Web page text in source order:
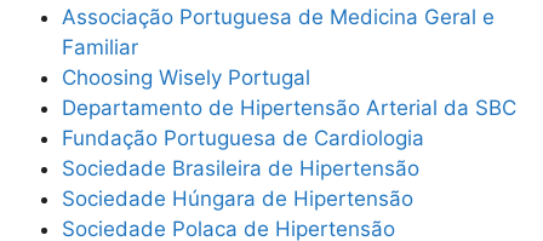
Associação Portuguesa de Medicina Geral e
Familiar
Choosing Wisely Portugal
Departamento de Hipertensão Arterial da SBC
Fundação Portuguesa de Cardiologia
Sociedade Brasileira de Hipertensão
Sociedade Húngara de Hipertensão
Sociedade Polaca de Hipertensão